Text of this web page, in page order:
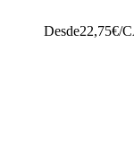
Desde22,75€/